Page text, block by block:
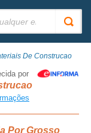
De Construcao
por
Por Grosso